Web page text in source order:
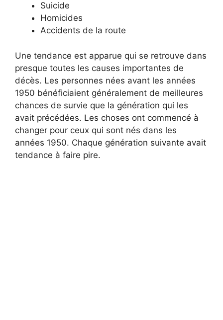
Suicide
Homicides
Accidents de la route
Une tendance est apparue qui se retrouve dans
presque toutes les causes importantes de
décès. Les personnes nées avant les années
1950 bénéficiaient généralement de meilleures
chances de survie que la génération qui les
avait précédées. Les choses ont commencé à
changer pour ceux qui sont nés dans les
années 1950. Chaque génération suivante avait
tendance à faire pire.